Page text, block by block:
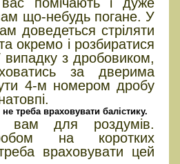
що-небудь погане. У
доведеться стріляти
окремо і розбиратися
випадку з дробовиком,
за дверима
4-м номером дробу
треба враховувати балістику.
для роздумів.
на коротких
враховувати цей